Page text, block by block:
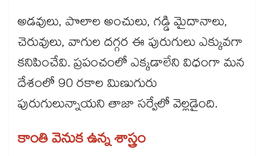
అడవులు, పొలాల అంచులు, గడ్డి మైదానాలు,
చెరువులు, వాగుల దగ్గర ఈ పురుగులు ఎక్కువగా
కనిపించేవి. ప్రపంచంలో ఎక్కడాలేని విధంగా మన
దేశంలో 90 రకాల మిణుగురు
పురుగులున్నాయని తాజా సర్వేలో వెల్లడైంది.
కాంతి వెనుక ఉన్న శాస్త్రం